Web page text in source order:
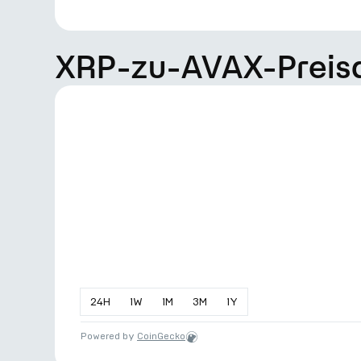
XRP-zu-AVAX-
24H 1W 1M 3M 1Y
Powered by CoinGecko